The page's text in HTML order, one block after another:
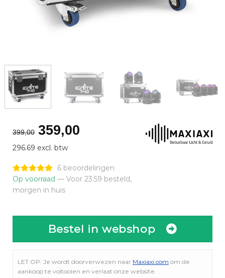
399,00 Oorspronkelijke
prijs
was:
€399,00.
359,00Huidige
€359,00.
296.69 excl. btw
6 beoordelingen
Op voorraad — Voor 23:59 besteld,
morgen in huis
Bestel in webshop
LET OP: Je wordt doorverwezen naar Maxiaxi.com om de
aankoop te voltooien en verlaat onze website.